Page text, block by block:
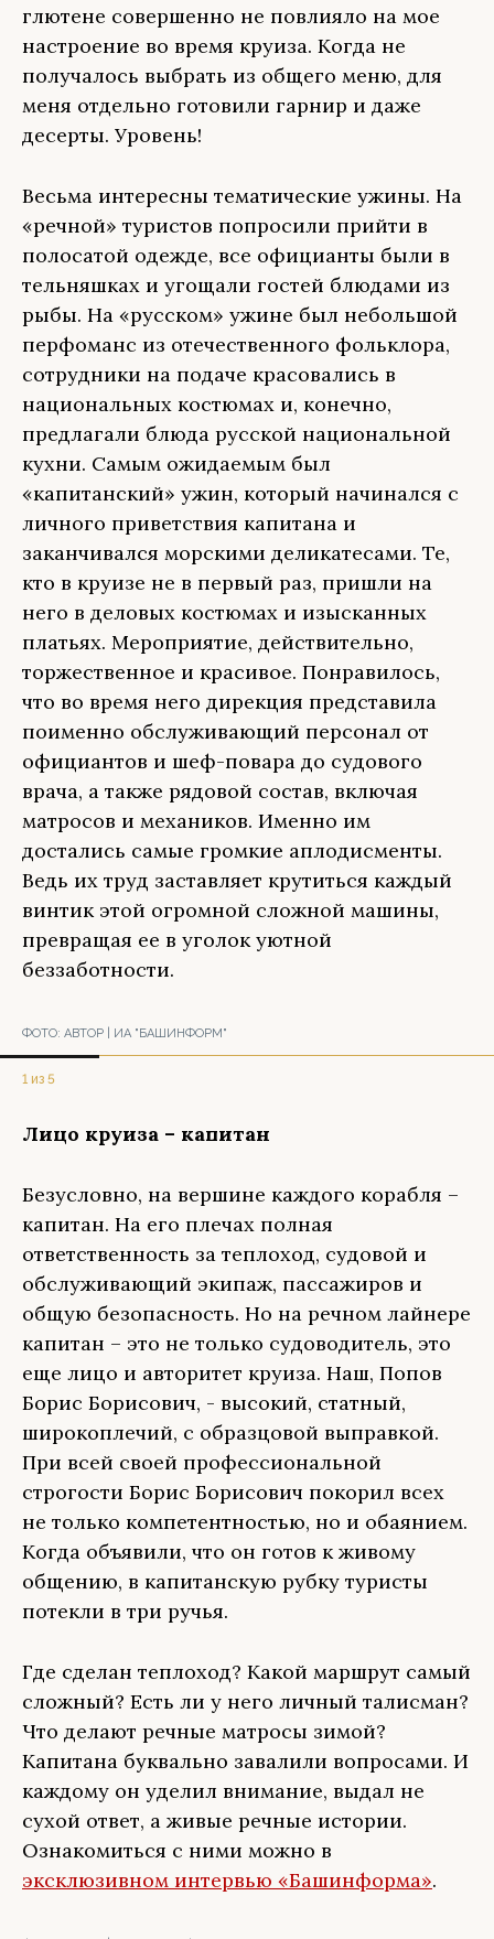
глютене совершенно не повлияло на мое
настроение во время круиза. Когда не
получалось выбрать из общего меню, для
меня отдельно готовили гарнир и даже
десерты. Уровень!
Весьма интересны тематические ужины. На
«речной» туристов попросили прийти в
полосатой одежде, все официанты были в
тельняшках и угощали гостей блюдами из
рыбы. На «русском» ужине был небольшой
перфоманс из отечественного фольклора,
сотрудники на подаче красовались в
национальных костюмах и, конечно,
предлагали блюда русской национальной
кухни. Самым ожидаемым был
«капитанский» ужин, который начинался с
личного приветствия капитана и
заканчивался морскими деликатесами. Те,
кто в круизе не в первый раз, пришли на
него в деловых костюмах и изысканных
платьях. Мероприятие, действительно,
торжественное и красивое. Понравилось,
что во время него дирекция представила
поименно обслуживающий персонал от
официантов и шеф-повара до судового
врача, а также рядовой состав, включая
матросов и механиков. Именно им
достались самые громкие аплодисменты.
Ведь их труд заставляет крутиться каждый
винтик этой огромной сложной машины,
превращая ее в уголок уютной
беззаботности.
ФОТО: АВТОР | ИА "БАШИНФОРМ"
1 из 5
Лицо круиза – капитан
Безусловно, на вершине каждого корабля –
капитан. На его плечах полная
ответственность за теплоход, судовой и
обслуживающий экипаж, пассажиров и
общую безопасность. Но на речном лайнере
капитан – это не только судоводитель, это
еще лицо и авторитет круиза. Наш, Попов
Борис Борисович, - высокий, статный,
широкоплечий, с образцовой выправкой.
При всей своей профессиональной
строгости Борис Борисович покорил всех
не только компетентностью, но и обаянием.
Когда объявили, что он готов к живому
общению, в капитанскую рубку туристы
потекли в три ручья.
Где сделан теплоход? Какой маршрут самый
сложный? Есть ли у него личный талисман?
Что делают речные матросы зимой?
Капитана буквально завалили вопросами. И
каждому он уделил внимание, выдал не
сухой ответ, а живые речные истории.
Ознакомиться с ними можно в
эксклюзивном интервью «Башинформа».